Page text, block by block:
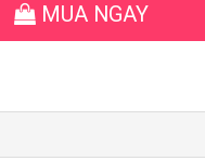
MUA NGAY